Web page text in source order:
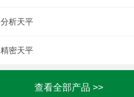
分析天平
精密天平
查看全部产品 >>